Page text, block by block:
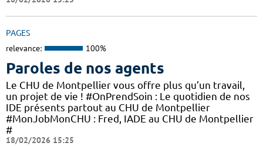
PAGES
relevance: 100%
Paroles de nos agents
Le CHU de Montpellier vous offre plus qu’un travail,
un projet de vie ! #OnPrendSoin : Le quotidien de nos
IDE présents partout au CHU de Montpellier
#MonJobMonCHU : Fred, IADE au CHU de Montpellier
#
18/02/2026 15:25